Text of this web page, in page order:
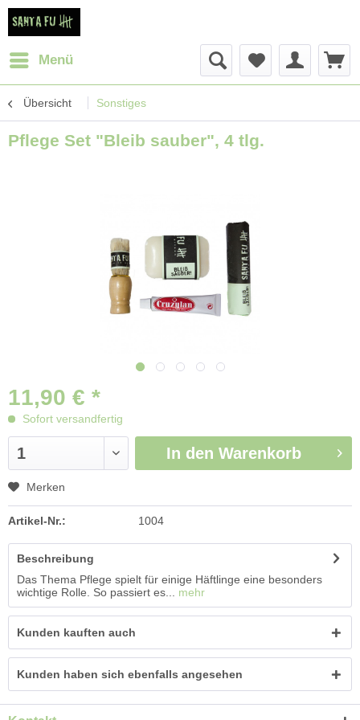
Menü
Übersicht Sonstiges
Pflege Set "Bleib sauber", 4 tlg.
11,90 € *
Sofort versandfertig
In den Warenkorb
Merken
Artikel-Nr.: 1004
Beschreibung
Das Thema Pflege spielt für einige Häftlinge eine besonders
wichtige Rolle. So passiert es...
mehr
Kunden kauften auch
Kunden haben sich ebenfalls angesehen